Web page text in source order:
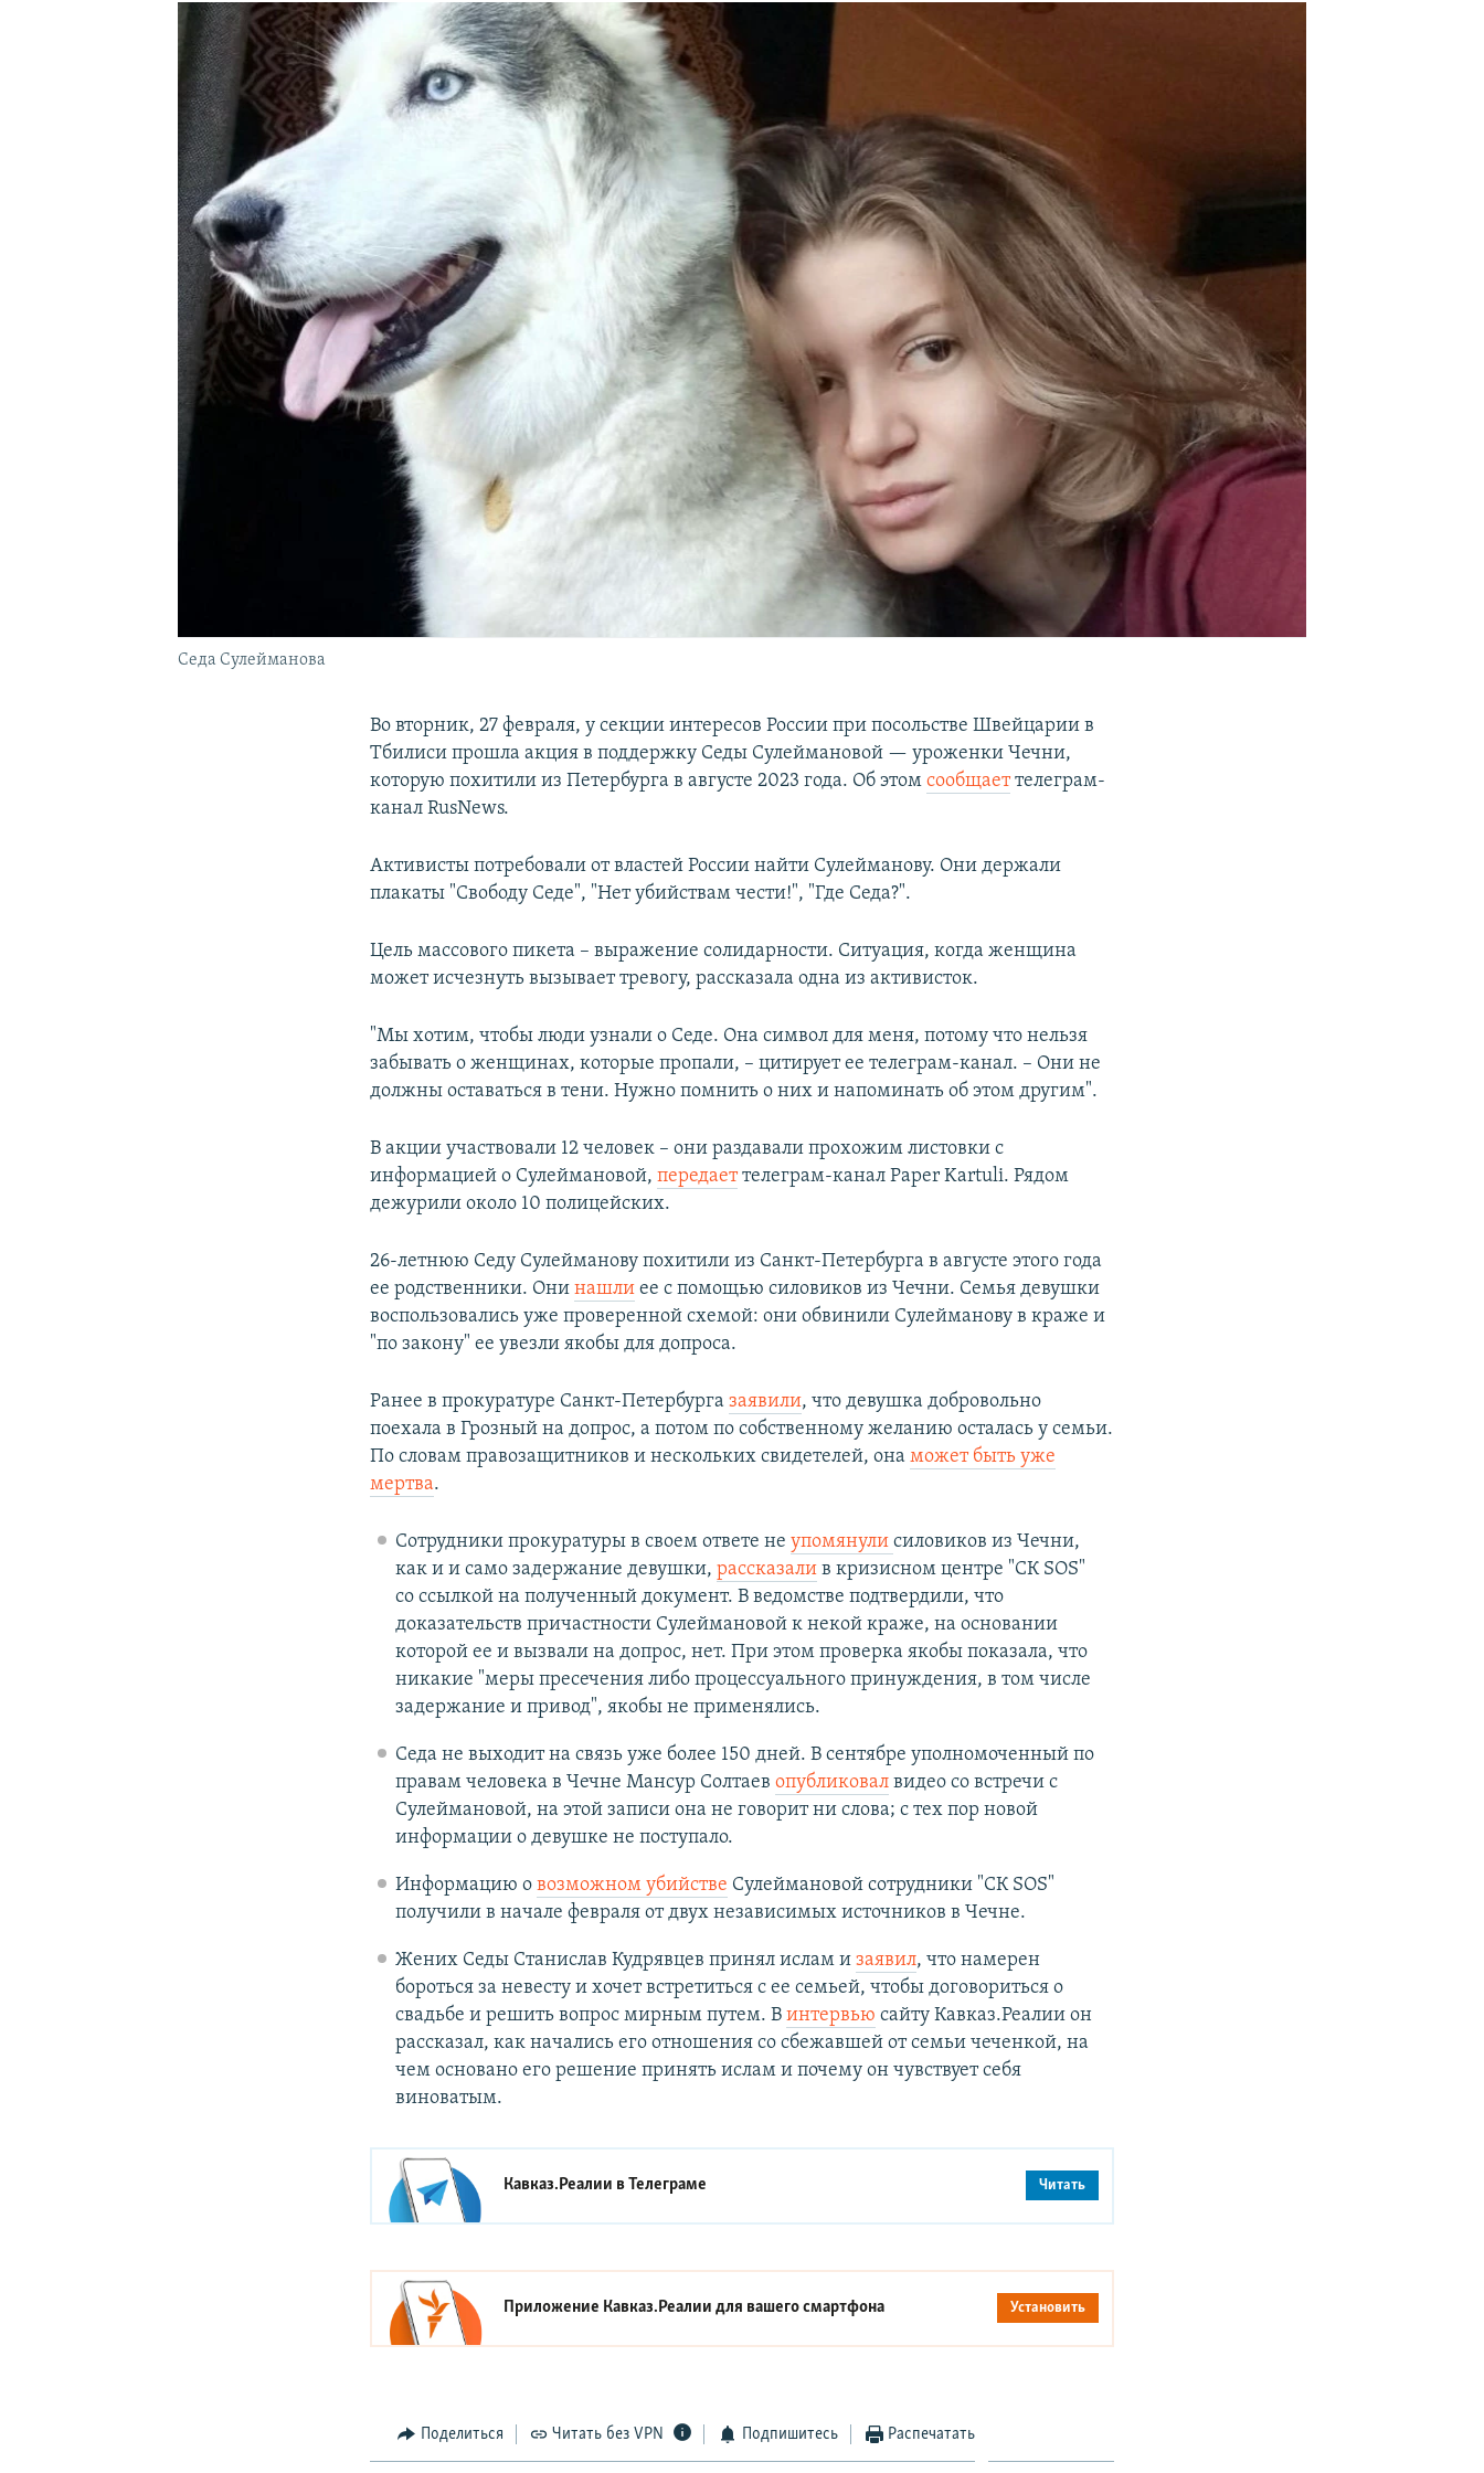
ПОДПИШИТЕСЬ НА РАССЫЛКУ
Седа Сулейманова
Во вторник, 27 февраля, у секции интересов России при посольстве Швейцарии в
Тбилиси прошла акция в поддержку Седы Сулеймановой — уроженки Чечни,
которую похитили из Петербурга в августе 2023 года. Об этомсообщаеттелеграм-
канал RusNews.
Активисты потребовали от властей России найти Сулейманову. Они держали
плакаты "Свободу Седе", "Нет убийствам чести!", "Где Седа?".
Цель массового пикета – выражение солидарности. Ситуация, когда женщина
может исчезнуть вызывает тревогу, рассказала одна из активисток.
"Мы хотим, чтобы люди узнали о Седе. Она символ для меня, потому что нельзя
забывать о женщинах, которые пропали, – цитирует ее телеграм-канал. – Они не
должны оставаться в тени. Нужно помнить о них и напоминать об этом другим".
В акции участвовали 12 человек – они раздавали прохожим листовки с
информацией о Сулеймановой,передаеттелеграм-канал Paper Kartuli. Рядом
дежурили около 10 полицейских.
26-летнюю Седу Сулейманову похитили из Санкт-Петербурга в августе этого года
ее родственники. Онинашли ее с помощью силовиков из Чечни. Семья девушки
воспользовались уже проверенной схемой: они обвинили Сулейманову в краже и
"по закону" ее увезли якобы для допроса.
Ранее в прокуратуре Санкт-Петербургазаявили, что девушка добровольно
поехала в Грозный на допрос, а потом по собственному желанию осталась у семьи.
По словам правозащитников и нескольких свидетелей, онаможет быть уже
мертва.
Сотрудники прокуратуры в своем ответе не упомянули силовиков из Чечни,
как и и само задержание девушки, рассказалив кризисном центре "СК SOS"
со ссылкой на полученный документ. В ведомстве подтвердили, что
доказательств причастности Сулеймановой к некой краже, на основании
которой ее и вызвали на допрос, нет. При этом проверка якобы показала, что
никакие "меры пресечения либо процессуального принуждения, в том числе
задержание и привод", якобы не применялись.
Седа не выходит на связь уже более 150 дней. В сентябре уполномоченный по
правам человека в Чечне Мансур Солтаев опубликовалвидео со встречи с
Сулеймановой, на этой записи она не говорит ни слова; с тех пор новой
информации о девушке не поступало.
Информацию о возможном убийстве Сулеймановой сотрудники "СК SOS"
получили в начале февраля от двух независимых источников в Чечне.
Жених Седы Станислав Кудрявцев принял ислам и заявил, что намерен
бороться за невесту и хочет встретиться с ее семьей, чтобы договориться о
свадьбе и решить вопрос мирным путем. В интервью сайту Кавказ.Реалии он
рассказал, как начались его отношения со сбежавшей от семьи чеченкой, на
чем основано его решение принять ислам и почему он чувствует себя
виноватым.
Кавказ.Реалии вТелеграме Читать
Приложение Кавказ.Реалии для вашего смартфона Установить
Поделиться Читать без VPN Подпишитесь Распечатать